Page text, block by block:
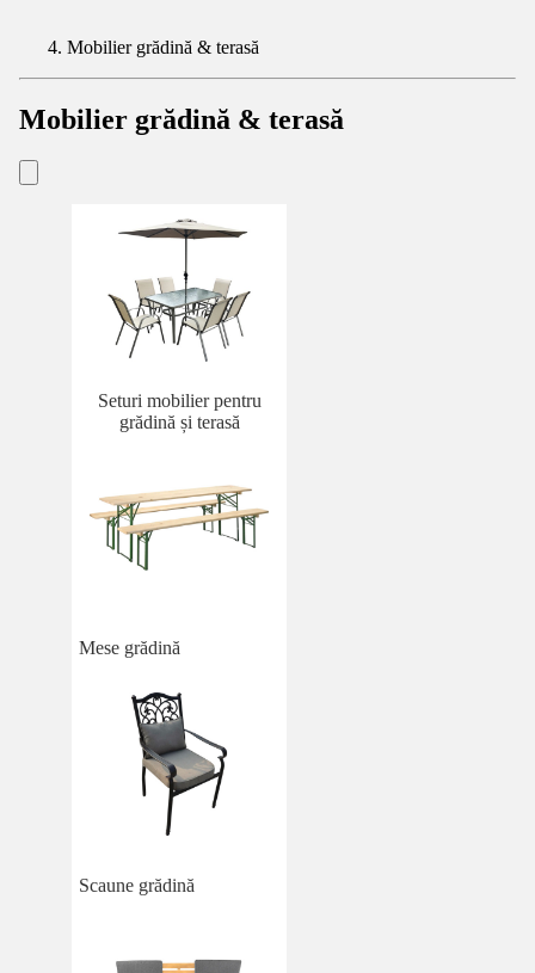
Mobilier grădină & terasă
Mobilier grădină & terasă
Seturi mobilier pentru
grădină și terasă
Mese grădină
Scaune grădină